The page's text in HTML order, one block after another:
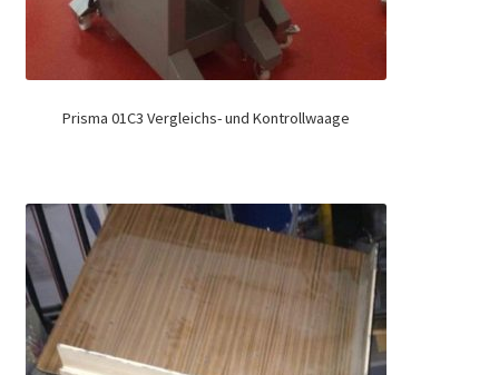
Prisma 01C3 Vergleichs- und Kontrollwaage